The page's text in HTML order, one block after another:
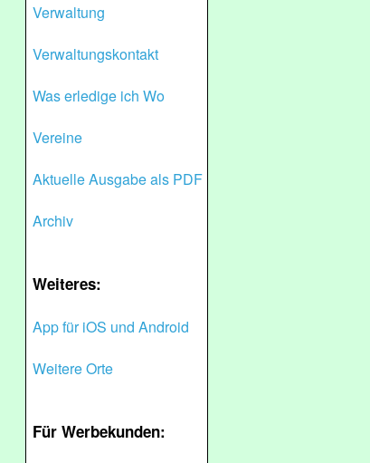
Verwaltung
Verwaltungskontakt
Was erledige ich Wo
Vereine
Aktuelle Ausgabe als PDF
Archiv
Weiteres:
App für iOS und Android
Weitere Orte
Für Werbekunden: